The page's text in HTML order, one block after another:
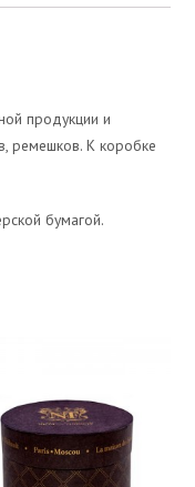
продукции и
ремешков. К коробке
бумагой.